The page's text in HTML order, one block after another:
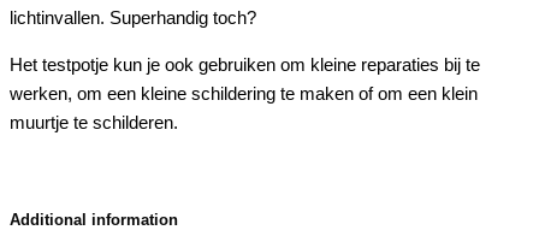
lichtinvallen. Superhandig toch?
Het testpotje kun je ook gebruiken om kleine reparaties bij te
werken, om een kleine schildering te maken of om een klein
muurtje te schilderen.
Additional information